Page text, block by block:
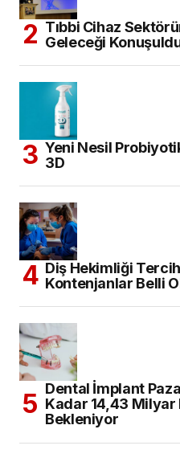
Tıbbi Cihaz
Geleceği
Yeni Nesil
3D
Diş Hekimliği
Kontenjanlar Belli
Dental İmplant
Kadar 14,43 Milyar
Bekleniyor